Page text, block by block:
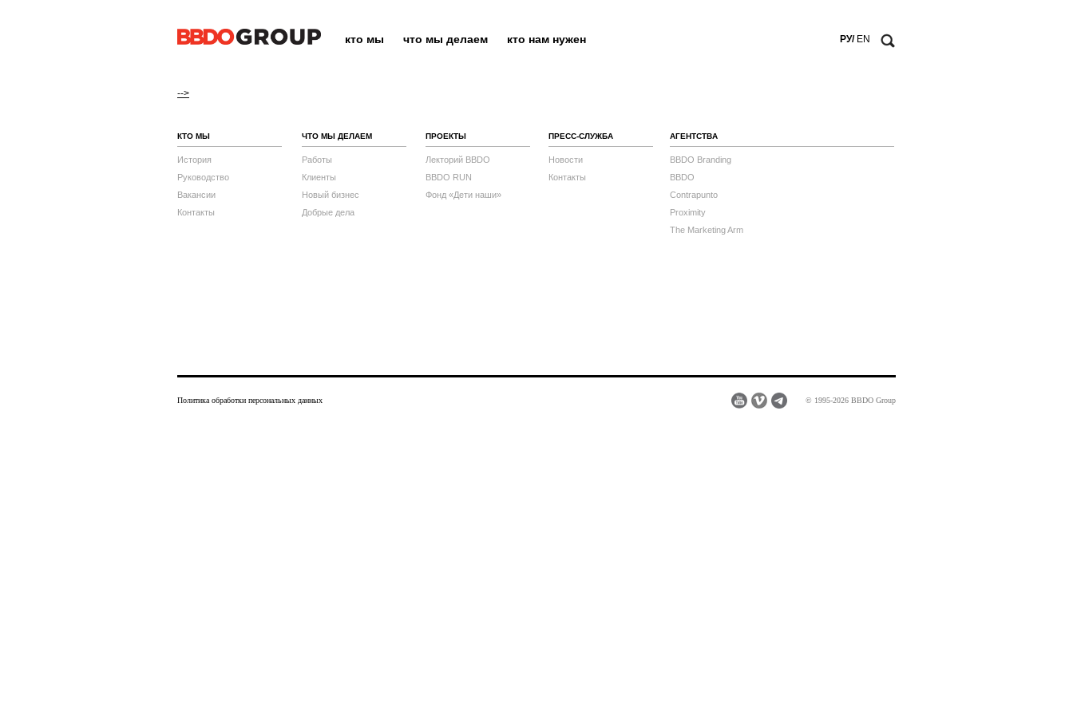
кто мы что мы делаем кто нам нужен РУ/ EN
-->
КТО МЫ
История
Руководство
Вакансии
Контакты
ЧТО МЫ ДЕЛАЕМ
Работы
Клиенты
Новый бизнес
Добрые дела
ПРОЕКТЫ
Лекторий BBDO
BBDO RUN
Фонд «Дети наши»
ПРЕСС-СЛУЖБА
Новости
Контакты
АГЕНТСТВА
BBDO Branding
BBDO
Contrapunto
Proximity
The Marketing Arm
© 1995-2026 BBDO Group
Политика обработки персональных данных